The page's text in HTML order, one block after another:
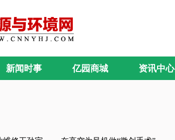
新闻时事 亿园商城 资讯中心